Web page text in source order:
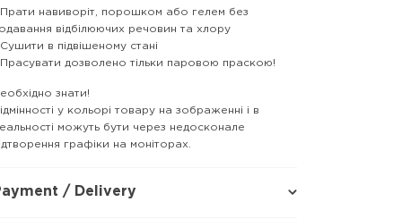
навиворіт, порошком або гелем без
відбілюючих речовин та хлору
в підвішеному стані
дозволено тільки паровою праскою!
знати!
у кольорі товару на зображенні і в
можуть бути через недосконале
графіки на моніторах.
/ Delivery